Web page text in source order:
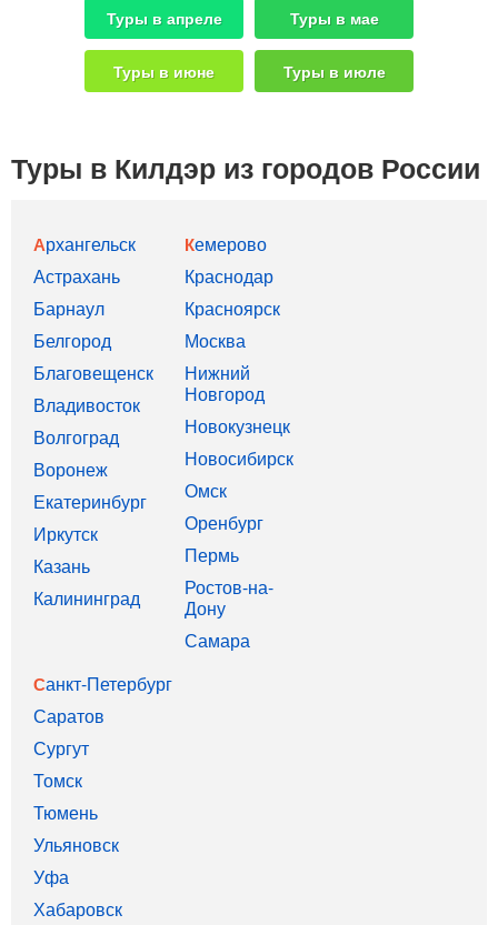
Туры в апреле Туры в мае
Туры в июне Туры в июле
Туры в Килдэр из городов России
Архангельск
Астрахань
Барнаул
Белгород
Благовещенск
Владивосток
Волгоград
Воронеж
Екатеринбург
Иркутск
Казань
Калининград
Кемерово
Краснодар
Красноярск
Москва
Нижний
Новгород
Новокузнецк
Новосибирск
Омск
Оренбург
Пермь
Ростов-на-
Дону
Самара
Санкт-Петербург
Саратов
Сургут
Томск
Тюмень
Ульяновск
Уфа
Хабаровск